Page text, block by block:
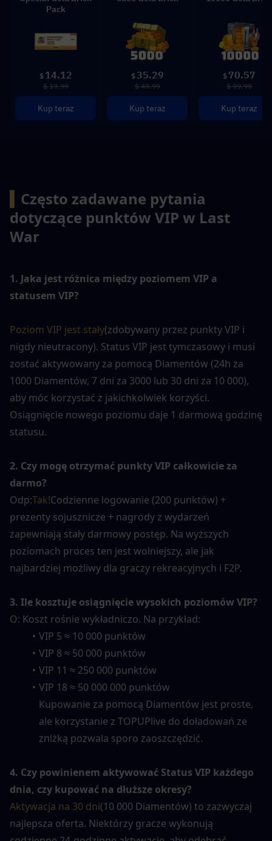
Pack
$ 14.12
$ 19.99
Kup teraz
$ 35.29
$ 49.99
Kup teraz
$ 70.57
$ 99.99
Kup teraz
Często zadawane pytania
dotyczące punktów VIP w Last
War
1. Jaka jest różnica między poziomem VIP a
statusem VIP?
Poziom VIP jest stały(zdobywany przez punkty VIP i
nigdy nieutracony). Status VIP jest tymczasowy i musi
zostać aktywowany za pomocą Diamentów (24h za
1000 Diamentów, 7 dni za 3000 lub 30 dni za 10 000),
aby móc korzystać z jakichkolwiek korzyści.
Osiągnięcie nowego poziomu daje 1 darmową godzinę
statusu.
2. Czy mogę otrzymać punkty VIP całkowicie za
darmo?
Odp:Tak!Codzienne logowanie (200 punktów) +
prezenty sojusznicze + nagrody z wydarzeń
zapewniają stały darmowy postęp. Na wyższych
poziomach proces ten jest wolniejszy, ale jak
najbardziej możliwy dla graczy rekreacyjnych i F2P.
3. Ile kosztuje osiągnięcie wysokich poziomów VIP?
O: Koszt rośnie wykładniczo. Na przykład:
VIP 5 ≈ 10 000 punktów
VIP 8 ≈ 50 000 punktów
VIP 11 ≈ 250 000 punktów
VIP 18 ≈ 50 000 000 punktów
Kupowanie za pomocą Diamentów jest proste,
ale korzystanie z TOPUPlive do doładowań ze
zniżką pozwala sporo zaoszczędzić.
4. Czy powinienem aktywować Status VIP każdego
dnia, czy kupować na dłuższe okresy?
Aktywacja na 30 dni(10 000 Diamentów) to zazwyczaj
najlepsza oferta. Niektórzy gracze wykonują